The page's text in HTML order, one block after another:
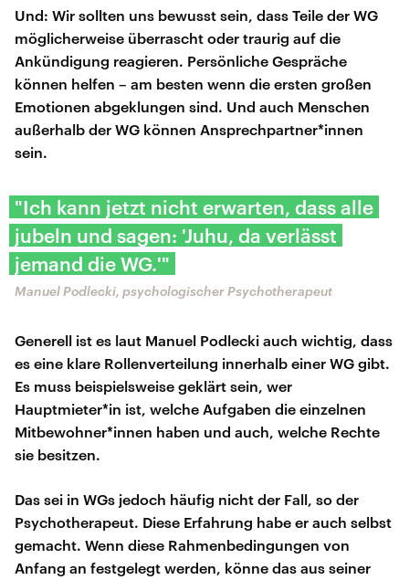
Und: Wir sollten uns bewusst sein, dass Teile der WG
möglicherweise überrascht oder traurig auf die
Ankündigung reagieren. Persönliche Gespräche
können helfen – am besten wenn die ersten großen
Emotionen abgeklungen sind. Und auch Menschen
außerhalb der WG können Ansprechpartner*innen
sein.
"Ich kann jetzt nicht erwarten, dass alle
jubeln und sagen: 'Juhu, da verlässt
jemand die WG.'"
Manuel Podlecki, psychologischer Psychotherapeut
Generell ist es laut Manuel Podlecki auch wichtig, dass
es eine klare Rollenverteilung innerhalb einer WG gibt.
Es muss beispielsweise geklärt sein, wer
Hauptmieter*in ist, welche Aufgaben die einzelnen
Mitbewohner*innen haben und auch, welche Rechte
sie besitzen.
Das sei in WGs jedoch häufig nicht der Fall, so der
Psychotherapeut. Diese Erfahrung habe er auch selbst
gemacht. Wenn diese Rahmenbedingungen von
Anfang an festgelegt werden, könne das aus seiner